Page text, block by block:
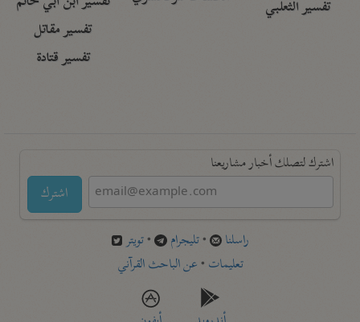
تفسير الثعلبي
تفسير مقاتل
تفسير قتادة
اشترك لتصلك أخبار مشاريعنا
اشترك
راسلنا •تليجرام •تويتر
تعليمات •عن الباحث القرآني